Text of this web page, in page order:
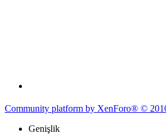
Community platform by XenForo® ©
Genişlik